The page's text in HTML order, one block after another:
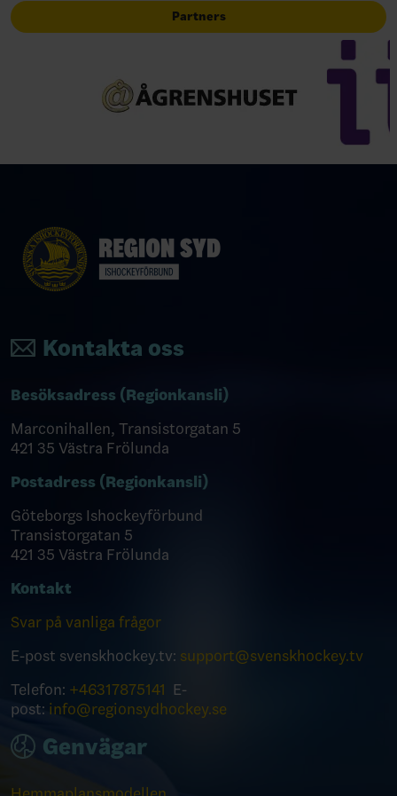
Partners
Kontakta oss
Besöksadress (Regionkansli)
Marconihallen, Transistorgatan 5
421 35 Västra Frölunda
Postadress (Regionkansli)
Göteborgs Ishockeyförbund
Transistorgatan 5
421 35 Västra Frölunda
Kontakt
Svar på vanliga frågor
E-post svenskhockey.tv: support@svenskhockey.tv
Telefon: +46317875141 E-
post: info@regionsydhockey.se
Genvägar